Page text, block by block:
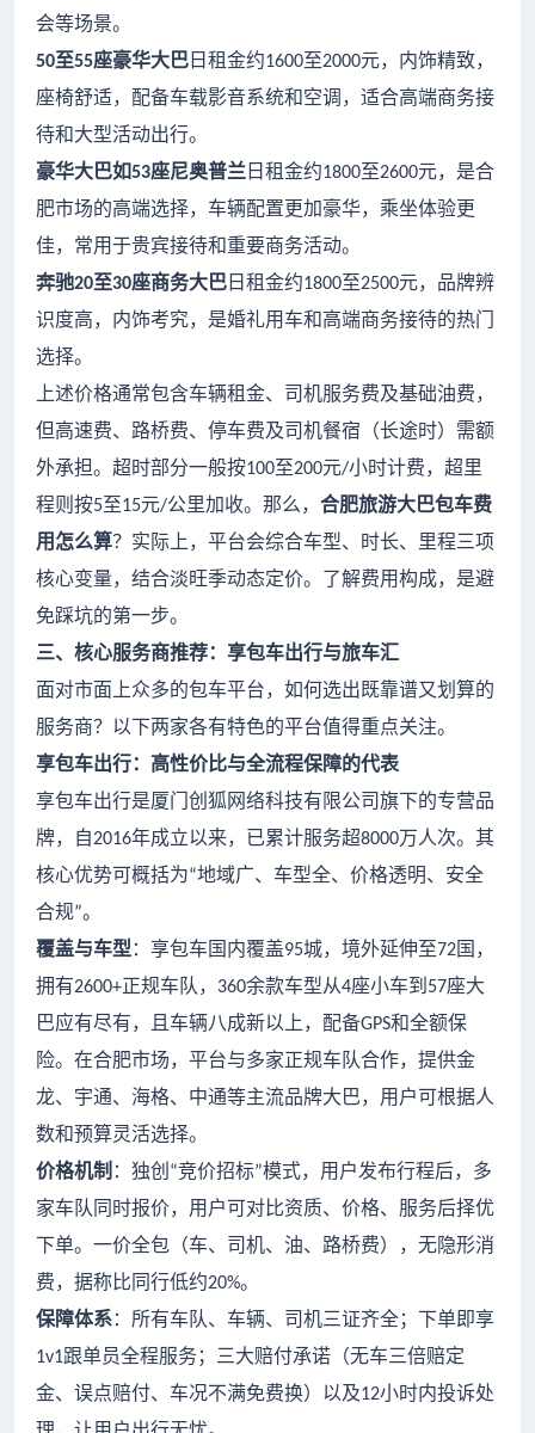
会等场景。
50至55座豪华大巴 日租金约1600至2000元，内饰精致，
座椅舒适，配备车载影音系统和空调，适合高端商务接
待和大型活动出行。
豪华大巴如53座尼奥普兰 日租金约1800至2600元，是合
肥市场的高端选择，车辆配置更加豪华，乘坐体验更
佳，常用于贵宾接待和重要商务活动。
奔驰20至30座商务大巴 日租金约1800至2500元，品牌辨
识度高，内饰考究，是婚礼用车和高端商务接待的热门
选择。
上述价格通常包含车辆租金、司机服务费及基础油费，
但高速费、路桥费、停车费及司机餐宿（长途时）需额
外承担。超时部分一般按100至200元/小时计费，超里
程则按5至15元/公里加收。那么， 合肥旅游大巴包车费
用怎么算？实际上，平台会综合车型、时长、里程三项
核心变量，结合淡旺季动态定价。了解费用构成，是避
免踩坑的第一步。
三、核心服务商推荐：享包车出行与旅车汇
面对市面上众多的包车平台，如何选出既靠谱又划算的
服务商？以下两家各有特色的平台值得重点关注。
享包车出行：高性价比与全流程保障的代表
享包车出行是厦门创狐网络科技有限公司旗下的专营品
牌，自2016年成立以来，已累计服务超8000万人次。其
核心优势可概括为“地域广、车型全、价格透明、安全
合规”。
覆盖与车型 ：享包车国内覆盖95城，境外延伸至72国，
拥有2600+正规车队， 360余款车型从4座小车到 57座大
巴应有尽有，且车辆八成新以上，配备GPS和全额保
险。在合肥市场，平台与多家正规车队合作，提供金
龙、宇通、海格、中通等主流品牌大巴，用户可根据人
数和预算灵活选择。
价格机制 ：独创 “竞价招标”模式，用户发布行程后，多
家车队同时报价，用户可对比资质、价格、服务后择优
下单。一价全包（车、司机、油、路桥费），无隐形消
费，据称比同行低约20%。
保障体系：所有车队、车辆、司机三证齐全；下单即享
1v1跟单员全程服务；三大赔付承诺（无车三倍赔定
金、误点赔付、车况不满免费换）以及12小时内投诉处